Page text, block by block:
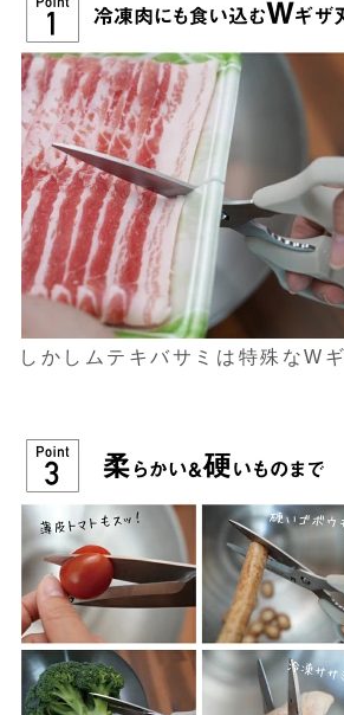
しかしムテキバサミは特殊なW